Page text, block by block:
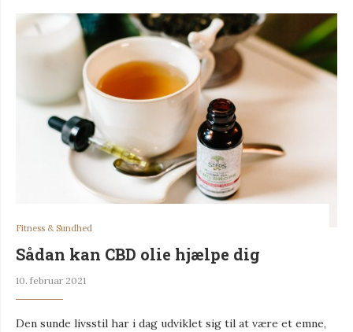
Fitness & Sundhed
Sådan kan CBD olie hjælpe dig
10. februar 2021
Den sunde livsstil har i dag udviklet sig til at være et emne,